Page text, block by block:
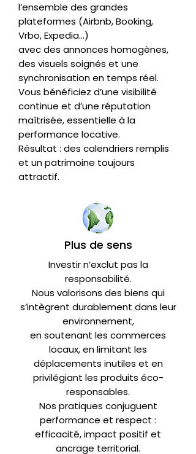
l’ensemble des grandes
plateformes (Airbnb, Booking,
Vrbo, Expedia...)
avec des annonces homogènes,
des visuels soignés et une
synchronisation en temps réel.
Vous bénéficiez d’une visibilité
continue et d’une réputation
maîtrisée, essentielle à la
performance locative.
Résultat : des calendriers remplis
et un patrimoine toujours
attractif.
Plus de sens
Investir n’exclut pas la
responsabilité.
Nous valorisons des biens qui
s’intègrent durablement dans leur
environnement,
en soutenant les commerces
locaux, en limitant les
déplacements inutiles et en
privilégiant les produits éco-
responsables.
Nos pratiques conjuguent
performance et respect :
efficacité, impact positif et
ancrage territorial.